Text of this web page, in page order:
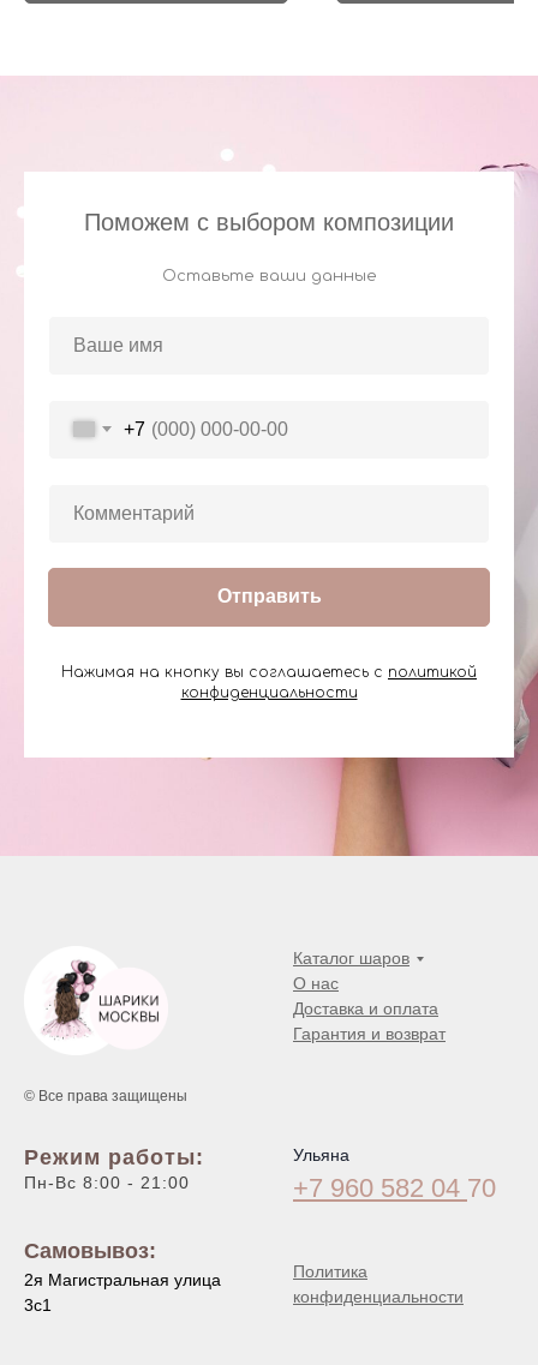
Поможем с выбором композиции
Оставьте ваши данные
+7
Отправить
Нажимая на кнопку вы соглашаетесь с политикой
конфиденциальности
© Все права защищены
Каталог шаров
О нас
Доставка и оплата
Гарантия и возврат
Режим работы:
Пн-Вс 8:00 - 21:00
Самовывоз:
2я Магистральная улица
3с1
Ульяна
+7 960 582 04 70
Политика
конфиденциальности